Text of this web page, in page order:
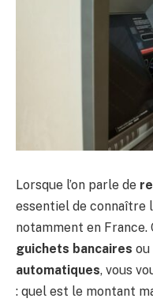
Lorsque l’on parle de
essentiel de connaître
notamment en France.
guichets bancaires ou
automatiques, vous
: quel est le montant